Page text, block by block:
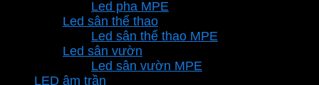
Led pha MPE
Led sân thể thao
Led sân thể thao MPE
Led sân vườn
Led sân vườn MPE
LED âm trần